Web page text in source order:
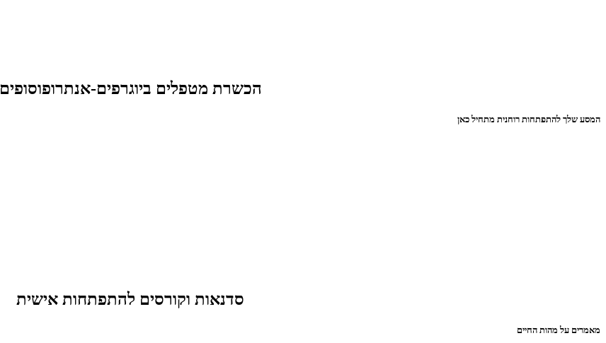
הכשרת מטפלים ביוגרפים-אנתרופוסופים
המסע שלך להתפתחות רוחנית מתחיל כאן
סדנאות וקורסים להתפתחות אישית
מאמרים על מהות החיים